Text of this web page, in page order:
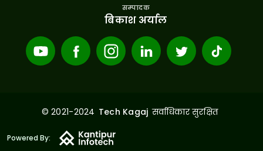
सम्पादक
बिकाश अर्याल
© 2021-2024 Tech Kagaj सर्वाधिकार सुरक्षित
Powered By: